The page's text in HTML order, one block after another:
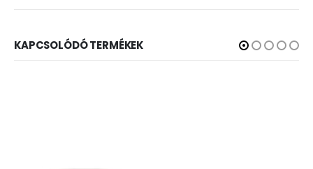
KAPCSOLÓDÓ TERMÉKEK